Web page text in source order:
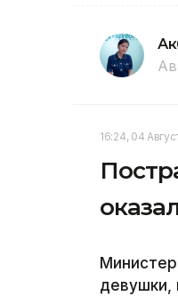
16:24, 04
девушки,